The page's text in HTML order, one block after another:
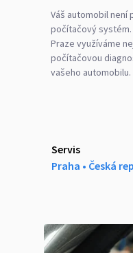
Váš automobil
počítačový
Praze využíváme
počítačovou
vašeho automobilu.
Servis
Praha ‎‎•‎ Česká